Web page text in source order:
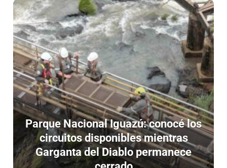
Parque Nacional Iguazú: conocé los
circuitos disponibles mientras
Garganta del Diablo permanece